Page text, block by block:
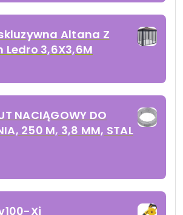
Altana Z
3,6X3,6M
NACIĄGOWY DO
250 M, 3,8 MM, STAL
Xj